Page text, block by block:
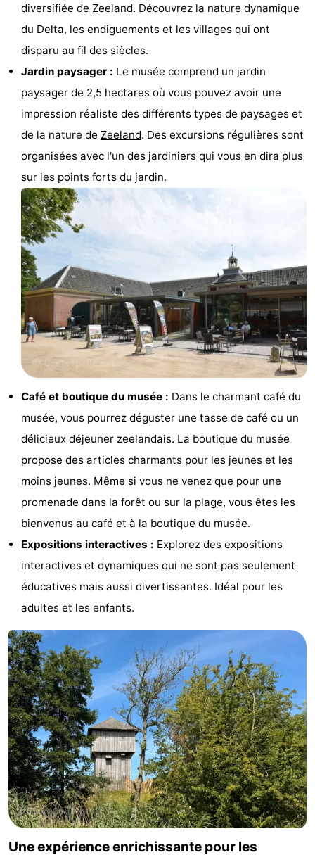
Musées
Monuments
Phares
vue
Attractions
Terrains
de
jeux
Aires
de
jeux
intérieures
Bowling
Parcours
de
mini-
golf
Centres
de
bien-
être
Villages
villes
Nature
Visites
guidées
Sports
Piscines
Faire
vélo
Randonnée
Équitation
Terrains
de
golf
-
Peche
Sportive
-
Equitation
Conduite
de
l'anneau
Boire
et
manger
Événements
Pratiques
Forum
diversifiée de Zeeland. Découvrez la nature dynamique
du Delta, les endiguements et les villages qui ont
disparu au fil des siècles.
Jardin paysager : Le musée comprend un jardin
paysager de 2,5 hectares où vous pouvez avoir une
impression réaliste des différents types de paysages et
de la nature de Zeeland. Des excursions régulières sont
organisées avec l'un des jardiniers qui vous en dira plus
sur les points forts du jardin.
Café et boutique du musée : Dans le charmant café du
musée, vous pourrez déguster une tasse de café ou un
délicieux déjeuner zeelandais. La boutique du musée
propose des articles charmants pour les jeunes et les
moins jeunes. Même si vous ne venez que pour une
promenade dans la forêt ou sur la plage, vous êtes les
bienvenus au café et à la boutique du musée.
Expositions interactives : Explorez des expositions
interactives et dynamiques qui ne sont pas seulement
éducatives mais aussi divertissantes. Idéal pour les
adultes et les enfants.
Une expérience enrichissante pour les